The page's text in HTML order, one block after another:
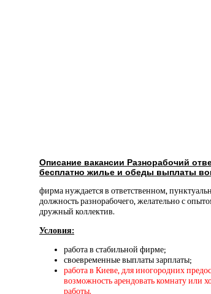
Описание вакансии Разнорабочий
бесплатно жилье и обеды выплаты
фирма нуждается в ответственном,
должность разнорабочего, желательно с
дружный коллектив.
Условия:
работа в стабильной фирме;
своевременные выплаты зарплаты;
работа в Киеве, для иногородних
возможность арендовать комнату или
работы.